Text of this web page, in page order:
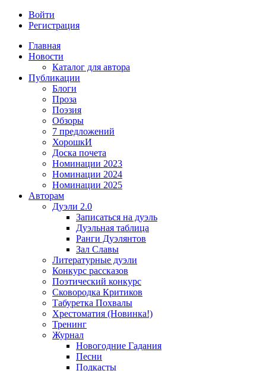
Войти
Регистрация
Главная
Новости
Каталог для автора
Публикации
Блоги
Проза
Поэзия
Обзоры
7 предложений
ХорошкИ
Доска почета
Номинации 2023
Номинации 2024
Номинации 2025
Авторам
Дуэли 2.0
Записаться на дуэль
Дуэльная таблица
Ранги Дуэлянтов
Зал Славы
Литературные дуэли
Конкурс рассказов
Поэтический конкурс
Сковородка Критиков
Табуретка Похвалы
Хрестоматия (Новинка!)
Тренинг
Журнал
Новогодние Гадания
Песни
Подкасты